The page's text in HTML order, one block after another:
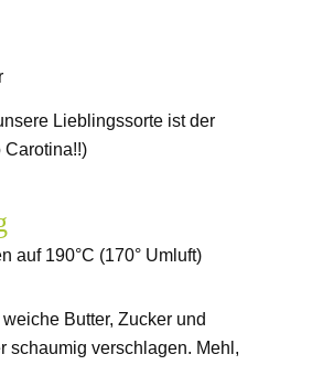
Lieblingssorte ist der
auf 190°C (170° Umluft)
Butter, Zucker und
schaumig verschlagen. Mehl,